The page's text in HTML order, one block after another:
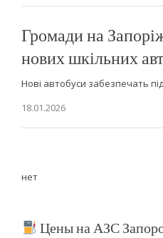
Громади на
нових шкільних
Нові автобуси забезпечать
18.01.2026
нет
Цены на АЗС